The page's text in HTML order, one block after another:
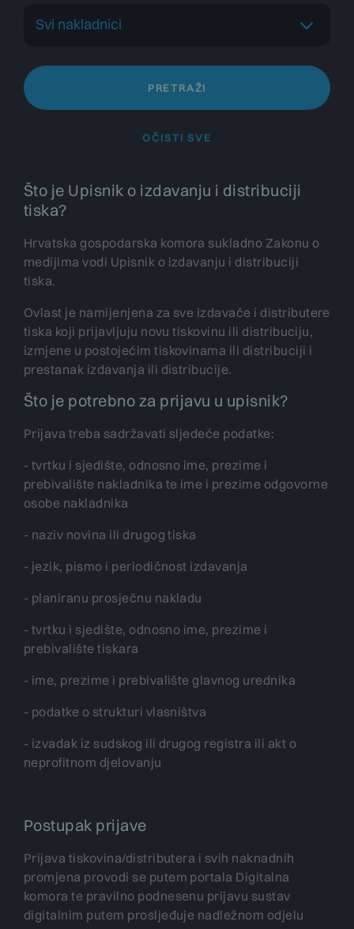
Svi nakladnici
PRETRAŽI
OČISTI SVE
Što je Upisnik o izdavanju i distribuciji
tiska?
Hrvatska gospodarska komora sukladno Zakonu o
medijima vodi Upisnik o izdavanju i distribuciji
tiska.
Ovlast je namijenjena za sve izdavače i distributere
tiska koji prijavljuju novu tiskovinu ili distribuciju,
izmjene u postojećim tiskovinama ili distribuciji i
prestanak izdavanja ili distribucije.
Što je potrebno za prijavu u upisnik?
Prijava treba sadržavati sljedeće podatke:
- tvrtku i sjedište, odnosno ime, prezime i
prebivalište nakladnika te ime i prezime odgovorne
osobe nakladnika
- naziv novina ili drugog tiska
- jezik, pismo i periodičnost izdavanja
- planiranu prosječnu nakladu
- tvrtku i sjedište, odnosno ime, prezime i
prebivalište tiskara
- ime, prezime i prebivalište glavnog urednika
- podatke o strukturi vlasništva
- izvadak iz sudskog ili drugog registra ili akt o
neprofitnom djelovanju
Postupak prijave
Prijava tiskovina/distributera i svih naknadnih
promjena provodi se putem portala Digitalna
komora te pravilno podnesenu prijavu sustav
digitalnim putem prosljeđuje nadležnom odjelu